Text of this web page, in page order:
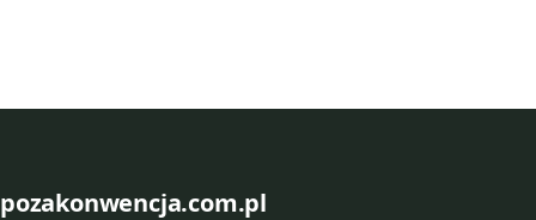
pozakonwencja.com.pl